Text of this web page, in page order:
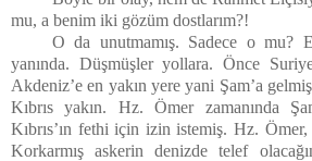
mu, a benim iki gözüm dostlarım?!
O da unutmamış. Sadece o mu?
yanında. Düşmüşler yollara. Önce
Akdeniz’e en yakın yere yani Şam’a
Kıbrıs yakın. Hz. Ömer zamanında
Kıbrıs’ın fethi için izin istemiş. Hz.
Korkarmış askerin denizde telef